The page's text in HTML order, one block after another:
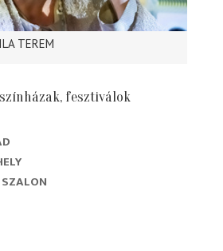
TEREM
fesztiválok